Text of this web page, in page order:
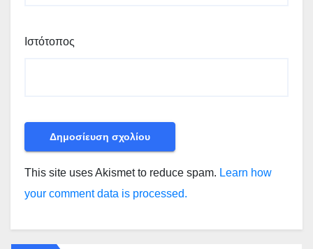
Ιστότοπος
This site uses Akismet to reduce spam. Learn how
your comment data is processed.